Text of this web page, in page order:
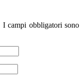
I campi obbligatori sono